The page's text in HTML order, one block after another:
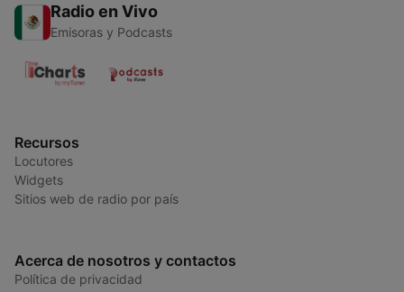
Radio en Vivo
Emisoras y Podcasts
Recursos
Locutores
Widgets
Sitios web de radio por país
Acerca de nosotros y contactos
Política de privacidad